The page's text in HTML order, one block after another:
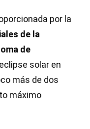
por la
de la
de
solar en
más de dos
máximo